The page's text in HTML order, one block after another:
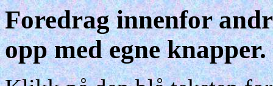
Foredrag innenfor
opp med egne knapper.